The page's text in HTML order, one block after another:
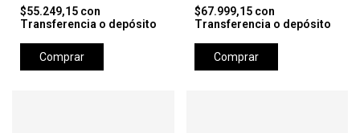
$55.249,15 con
Transferencia o depósito
Comprar
$67.999,15 con
Transferencia o depósito
Comprar